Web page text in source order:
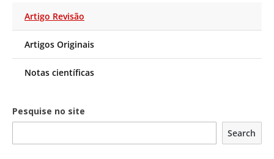
Artigo Revisão
Artigos Originais
Notas científicas
Pesquise no site
Search